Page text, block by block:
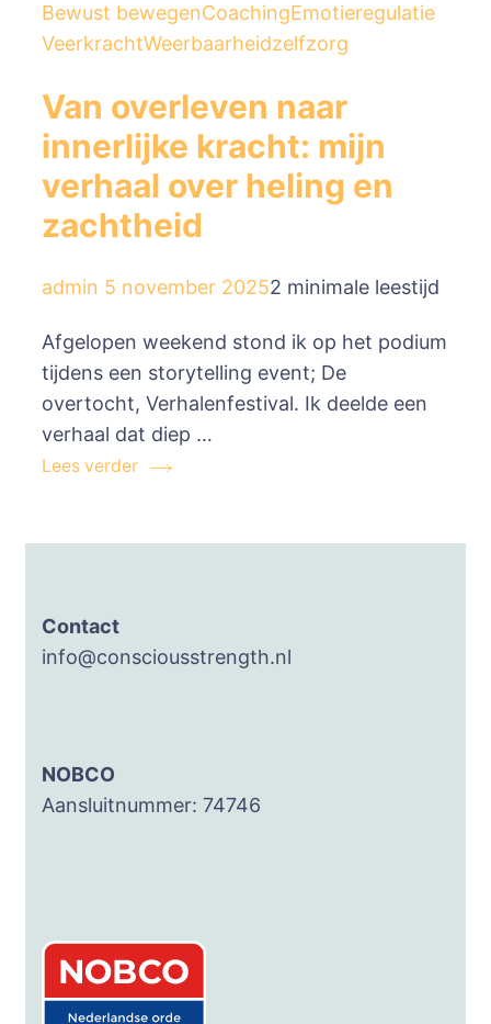
Bewust bewegenCoachingEmotieregulatie
VeerkrachtWeerbaarheidzelfzorg
Van overleven naar
innerlijke kracht: mijn
verhaal over heling en
zachtheid
admin 5 november 20252 minimale leestijd
Afgelopen weekend stond ik op het podium
tijdens een storytelling event; De
overtocht, Verhalenfestival. Ik deelde een
verhaal dat diep …
Lees verder
Contact
info@consciousstrength.nl
NOBCO
Aansluitnummer: 74746